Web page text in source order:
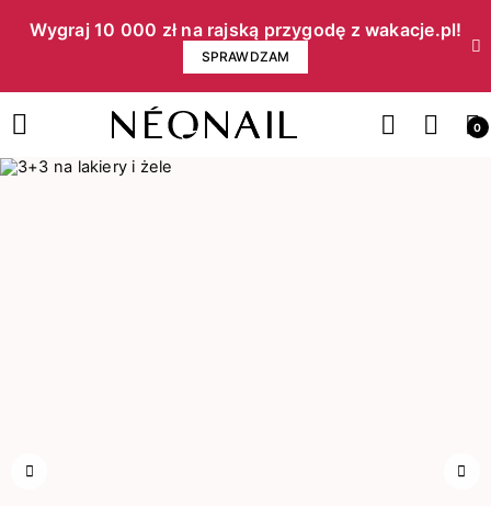
Wygraj 10 000 zł na rajską przygodę z wakacje.pl!​
SPRAWDZAM
0